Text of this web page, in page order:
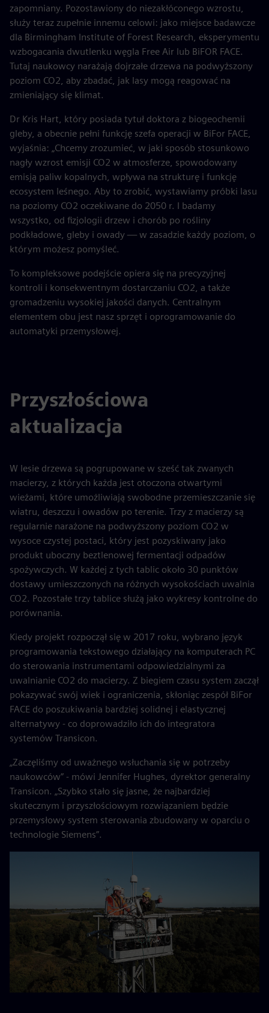
zapomniany. Pozostawiony do niezakłóconego wzrostu,
służy teraz zupełnie innemu celowi: jako miejsce badawcze
dla Birmingham Institute of Forest Research, eksperymentu
wzbogacania dwutlenku węgla Free Air lub BiFOR FACE.
Tutaj naukowcy narażają dojrzałe drzewa na podwyższony
poziom CO2, aby zbadać, jak lasy mogą reagować na
zmieniający się klimat.
Dr Kris Hart, który posiada tytuł doktora z biogeochemii
gleby, a obecnie pełni funkcję szefa operacji w BiFor FACE,
wyjaśnia: „Chcemy zrozumieć, w jaki sposób stosunkowo
nagły wzrost emisji CO2 w atmosferze, spowodowany
emisją paliw kopalnych, wpływa na strukturę i funkcję
ecosystem leśnego. Aby to zrobić, wystawiamy próbki lasu
na poziomy CO2 oczekiwane do 2050 r. I badamy
wszystko, od fizjologii drzew i chorób po rośliny
podkładowe, gleby i owady — w zasadzie każdy poziom, o
którym możesz pomyśleć.
To kompleksowe podejście opiera się na precyzyjnej
kontroli i konsekwentnym dostarczaniu CO2, a także
gromadzeniu wysokiej jakości danych. Centralnym
elementem obu jest nasz sprzęt i oprogramowanie do
automatyki przemysłowej.
Przyszłościowa
aktualizacja
W lesie drzewa są pogrupowane w sześć tak zwanych
macierzy, z których każda jest otoczona otwartymi
wieżami, które umożliwiają swobodne przemieszczanie się
wiatru, deszczu i owadów po terenie. Trzy z macierzy są
regularnie narażone na podwyższony poziom CO2 w
wysoce czystej postaci, który jest pozyskiwany jako
produkt uboczny beztlenowej fermentacji odpadów
spożywczych. W każdej z tych tablic około 30 punktów
dostawy umieszczonych na różnych wysokościach uwalnia
CO2. Pozostałe trzy tablice służą jako wykresy kontrolne do
porównania.
Kiedy projekt rozpoczął się w 2017 roku, wybrano język
programowania tekstowego działający na komputerach PC
do sterowania instrumentami odpowiedzialnymi za
uwalnianie CO2 do macierzy. Z biegiem czasu system zaczął
pokazywać swój wiek i ograniczenia, skłoniąc zespół BiFor
FACE do poszukiwania bardziej solidnej i elastycznej
alternatywy - co doprowadziło ich do integratora
systemów Transicon.
„Zaczęliśmy od uważnego wsłuchania się w potrzeby
naukowców” - mówi Jennifer Hughes, dyrektor generalny
Transicon. „Szybko stało się jasne, że najbardziej
skutecznym i przyszłościowym rozwiązaniem będzie
przemysłowy system sterowania zbudowany w oparciu o
technologie Siemens”.